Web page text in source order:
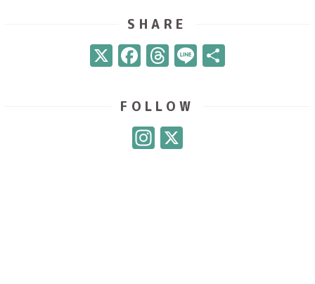
SHARE
X Facebook
Threads
Line共
FOLLOW
Instagram